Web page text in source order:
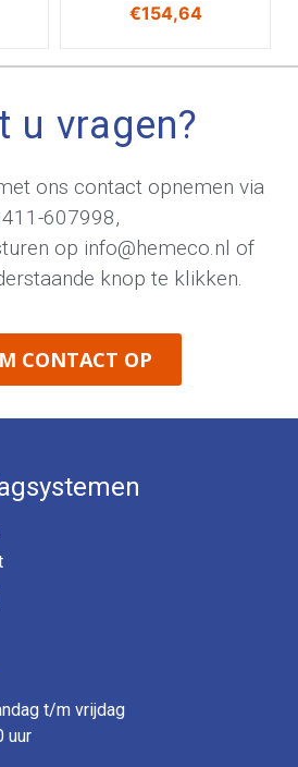
€154,64
u vragen?
ons contact opnemen via
607998,
op info@hemeco.nl of
knop te klikken.
CONTACT OP
t/m vrijdag
uur